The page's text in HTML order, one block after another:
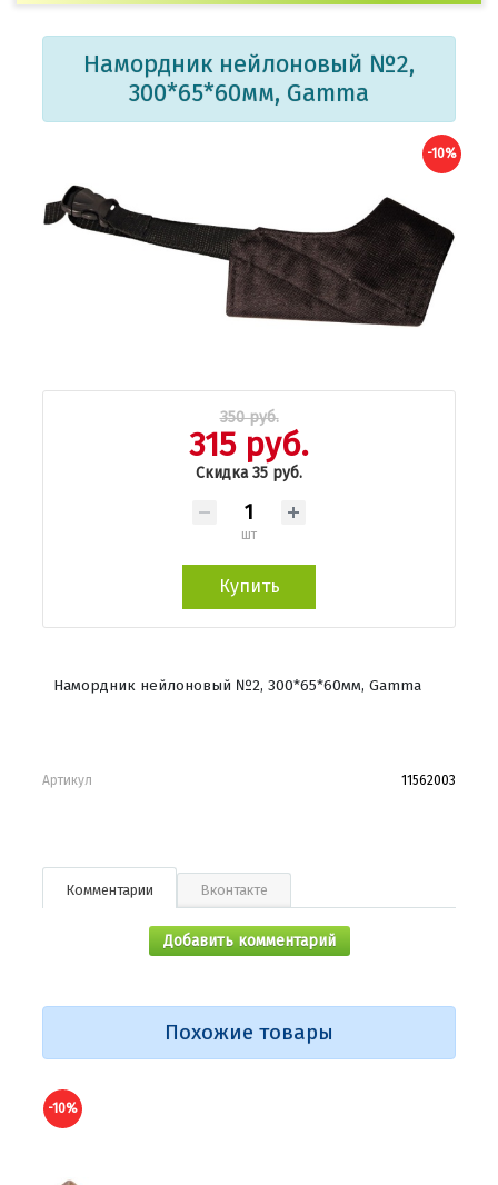
Намордник нейлоновый №2,
300*65*60мм, Gamma
-10%
350 руб.
315 руб.
Скидка 35 руб.
шт
Купить
Намордник нейлоновый №2, 300*65*60мм, Gamma
Артикул 11562003
Комментарии Вконтакте
Добавить комментарий
Похожие товары
-10%